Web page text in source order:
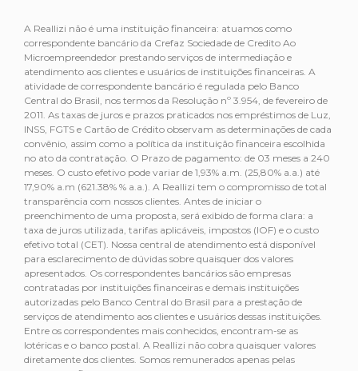
A Reallizi não é uma instituição financeira: atuamos como
correspondente bancário da Crefaz Sociedade de Credito Ao
Microempreendedor prestando serviços de intermediação e
atendimento aos clientes e usuários de instituições financeiras. A
atividade de correspondente bancário é regulada pelo Banco
Central do Brasil, nos termos da Resolução nº 3.954, de fevereiro de
2011. As taxas de juros e prazos praticados nos empréstimos de Luz,
INSS, FGTS e Cartão de Crédito observam as determinações de cada
convênio, assim como a política da instituição financeira escolhida
no ato da contratação. O Prazo de pagamento: de 03 meses a 240
meses. O custo efetivo pode variar de 1,93% a.m. (25,80% a.a.) até
17,90% a.m (621.38% % a.a.). A Reallizi tem o compromisso de total
transparência com nossos clientes. Antes de iniciar o
preenchimento de uma proposta, será exibido de forma clara: a
taxa de juros utilizada, tarifas aplicáveis, impostos (IOF) e o custo
efetivo total (CET). Nossa central de atendimento está disponível
para esclarecimento de dúvidas sobre quaisquer dos valores
apresentados. Os correspondentes bancários são empresas
contratadas por instituições financeiras e demais instituições
autorizadas pelo Banco Central do Brasil para a prestação de
serviços de atendimento aos clientes e usuários dessas instituições.
Entre os correspondentes mais conhecidos, encontram-se as
lotéricas e o banco postal. A Reallizi não cobra quaisquer valores
diretamente dos clientes. Somos remunerados apenas pelas